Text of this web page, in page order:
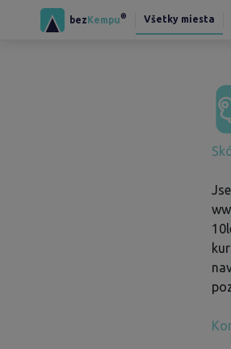
bezKempu® Všetky miesta